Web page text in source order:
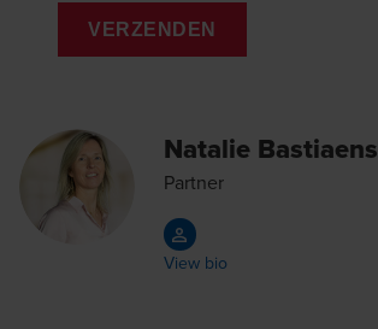
VERZENDEN
Natalie Bastiaens
Partner
View bio